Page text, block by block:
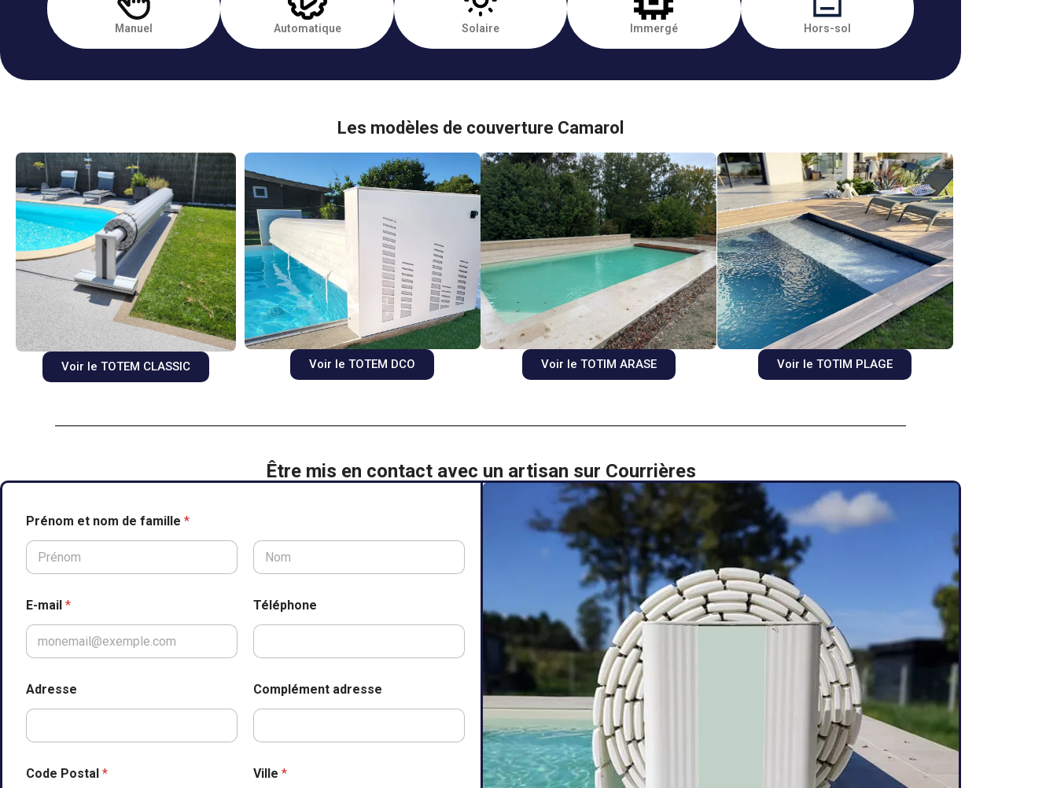
Manuel Automatique Solaire Immergé Hors-sol
Les modèles de couverture Camarol
Voir le TOTEM CLASSIC Voir le TOTEM DCO Voir le TOTIM ARASE Voir le TOTIM PLAGE
Être mis en contact avec un artisan sur Courrières
i
l
e
é
l
é
h
n
a
d
s
Prénom et nom de famille *
E-mail * Téléphone
Adresse Complément adresse
Code Postal * Ville *